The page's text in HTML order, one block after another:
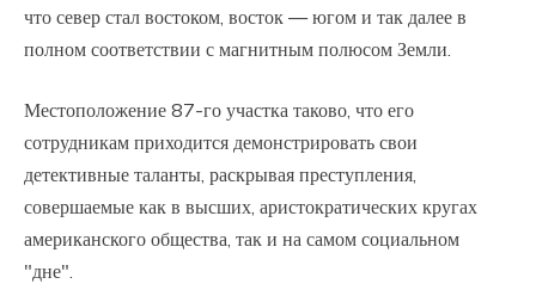
что север стал востоком, восток — югом и так далее в
полном соответствии с магнитным полюсом Земли.
Местоположение 87-го участка таково, что его
сотрудникам приходится демонстрировать свои
детективные таланты, раскрывая преступления,
совершаемые как в высших, аристократических кругах
американского общества, так и на самом социальном
"дне".